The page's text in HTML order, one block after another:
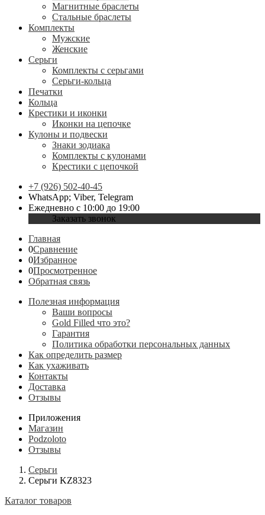
Магнитные браслеты
Стальные браслеты
Комплекты
Мужские
Женские
Серьги
Комплекты с серьгами
Серьги-кольца
Печатки
Кольца
Крестики и иконки
Иконки на цепочке
Кулоны и подвески
Знаки зодиака
Комплекты с кулонами
Крестики с цепочкой
+7 (926) 502-40-45
WhatsApp; Viber, Telegram
Ежедневно с 10:00 до 19:00
Заказать звонок
Главная
0Сравнение
0Избранное
0Просмотренное
Обратная связь
Полезная информация
Ваши вопросы
Gold Filled что это?
Гарантия
Политика обработки персональных данных
Как определить размер
Как ухаживать
Контакты
Доставка
Отзывы
Приложения
Магазин
Podzoloto
Отзывы
Серьги
Серьги KZ8323
Каталог товаров